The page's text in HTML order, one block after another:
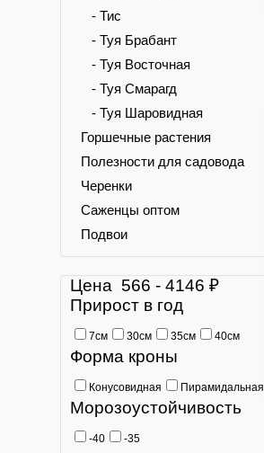
- Тис
- Туя Брабант
- Туя Восточная
- Туя Смарагд
- Туя Шаровидная
Горшечные растения
Полезности для садовода
Черенки
Саженцы оптом
Подвои
Цена 566 - 4146 ₽
Прирост в год
7см 30см 35см 40см
Форма кроны
Конусовидная Пирамидальная
Морозоустойчивость
-40 -35